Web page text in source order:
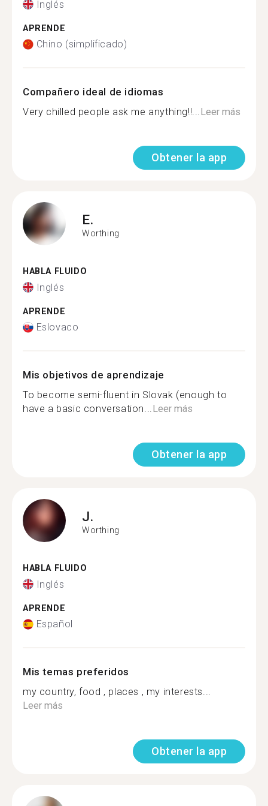
Inglés
APRENDE
Chino (simplificado)
Compañero ideal de idiomas
Very chilled people ask me anything!!...Leer más
Obtener la app
E.
Worthing
HABLA FLUIDO
Inglés
APRENDE
Eslovaco
Mis objetivos de aprendizaje
To become semi-fluent in Slovak (enough to
have a basic conversation...Leer más
Obtener la app
J.
Worthing
HABLA FLUIDO
Inglés
APRENDE
Español
Mis temas preferidos
my country, food , places , my interests...
Leer más
Obtener la app